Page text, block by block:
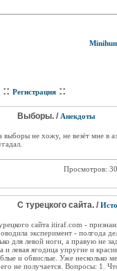
:: Регистрация ::
Выборы. / Анекдоты
выборы не хожу, не везёт мне в
Просмотров:
С турецкого сайта. /
сайта itiraf.com -
эксперимент - полгода
для левой ноги, а правую не
и левая ягодица упругие и
и обвислые. Уже несколько
не получается. Вопросы: 1.